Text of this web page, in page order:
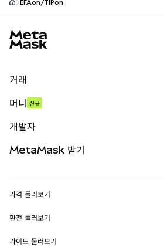
EFAon/TIPon
거래
무기한 선물
실물자산
머니 신규
개발자
MetaMask Connect
Snaps
MetaMask 받기
보안
가격 둘러보기
이더리움 가격
솔라나 가격
환전 둘러보기
ETH를 USD로 환전
가이드 둘러보기